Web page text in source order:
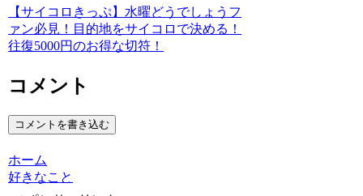
【サイコロきっぷ】水曜どうでしょうフ
ァン必見！目的地をサイコロで決める！
往復5000円のお得な切符！
コメント
コメントを書き込む
ホーム
好きなこと